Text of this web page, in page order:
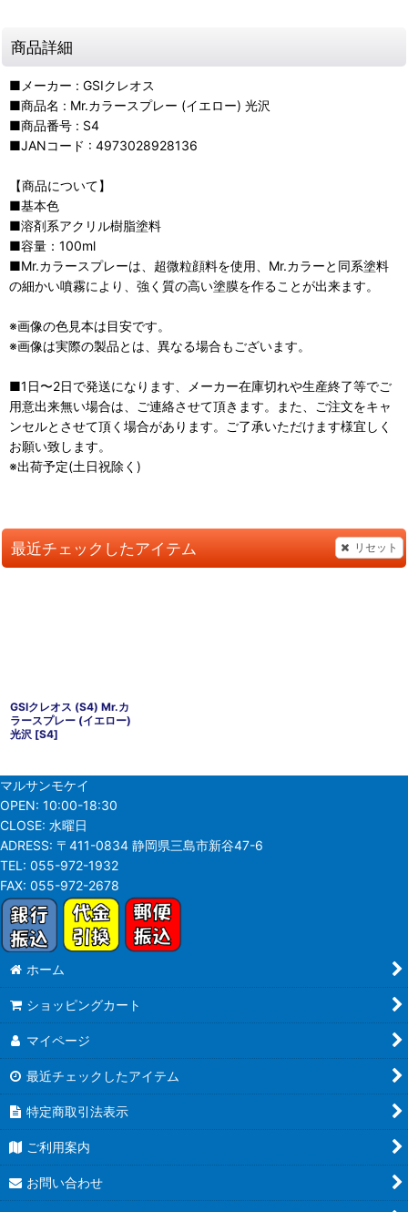
商品詳細
■メーカー : GSIクレオス
■商品名 : Mr.カラースプレー (イエロー) 光沢
■商品番号 : S4
■JANコード : 4973028928136
【商品について】
■基本色
■溶剤系アクリル樹脂塗料
■容量：100ml
■Mr.カラースプレーは、超微粒顔料を使用、Mr.カラーと同系塗料
の細かい噴霧により、強く質の高い塗膜を作ることが出来ます。
※画像の色見本は目安です。
※画像は実際の製品とは、異なる場合もございます。
■1日〜2日で発送になります、メーカー在庫切れや生産終了等でご
用意出来無い場合は、ご連絡させて頂きます。また、ご注文をキャ
ンセルとさせて頂く場合があります。ご了承いただけます様宜しく
お願い致します。
※出荷予定(土日祝除く)
最近チェックしたアイテム リセット
GSIクレオス (S4) Mr.カ
ラースプレー (イエロー)
光沢 [S4]
マルサンモケイ
OPEN: 10:00-18:30
CLOSE: 水曜日
ADRESS: 〒411-0834 静岡県三島市新谷47-6
TEL: 055-972-1932
FAX: 055-972-2678
ホーム
ショッピングカート
マイページ
最近チェックしたアイテム
特定商取引法表示
ご利用案内
お問い合わせ